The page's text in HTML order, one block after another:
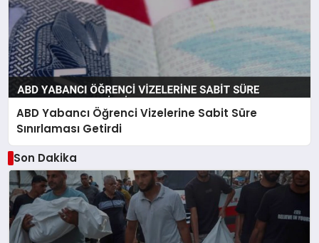
ABD Yabancı Öğrenci Vizelerine Sabit Süre
Sınırlaması Getirdi
Son Dakika